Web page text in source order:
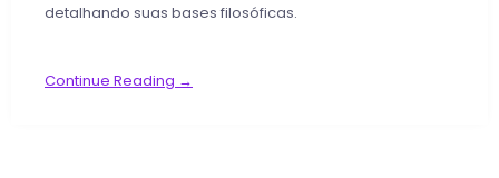
detalhando suas bases filosóficas.
Continue Reading →